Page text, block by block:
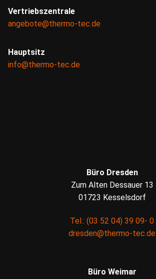
Vertriebszentrale
angebote@thermo-tec.de
Hauptsitz
info@thermo-tec.de
Büro Dresden
Zum Alten Dessauer 13
01723 Kesselsdorf
Tel.: (03 52 04) 39 09- 0
dresden@thermo-tec.de
Büro Weimar